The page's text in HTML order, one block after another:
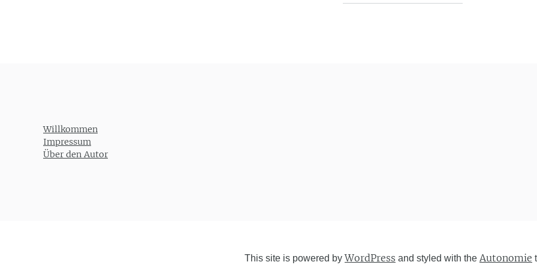
Willkommen
Impressum
Über den Autor
This site is powered byWordPress and styled with the Autonomie